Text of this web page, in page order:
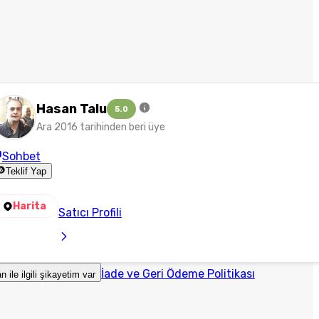
Hasan Talu 5.0
Ara 2016 tarihinden beri üye
Sohbet
Teklif Yap
Harita Satıcı Profili
ile ilgili şikayetim var İade ve Geri Ödeme Politikası